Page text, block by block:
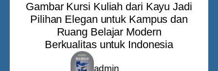
Gambar Kursi Kuliah dari Kayu Jadi
Pilihan Elegan untuk Kampus dan
Ruang Belajar Modern
Berkualitas untuk Indonesia
admin